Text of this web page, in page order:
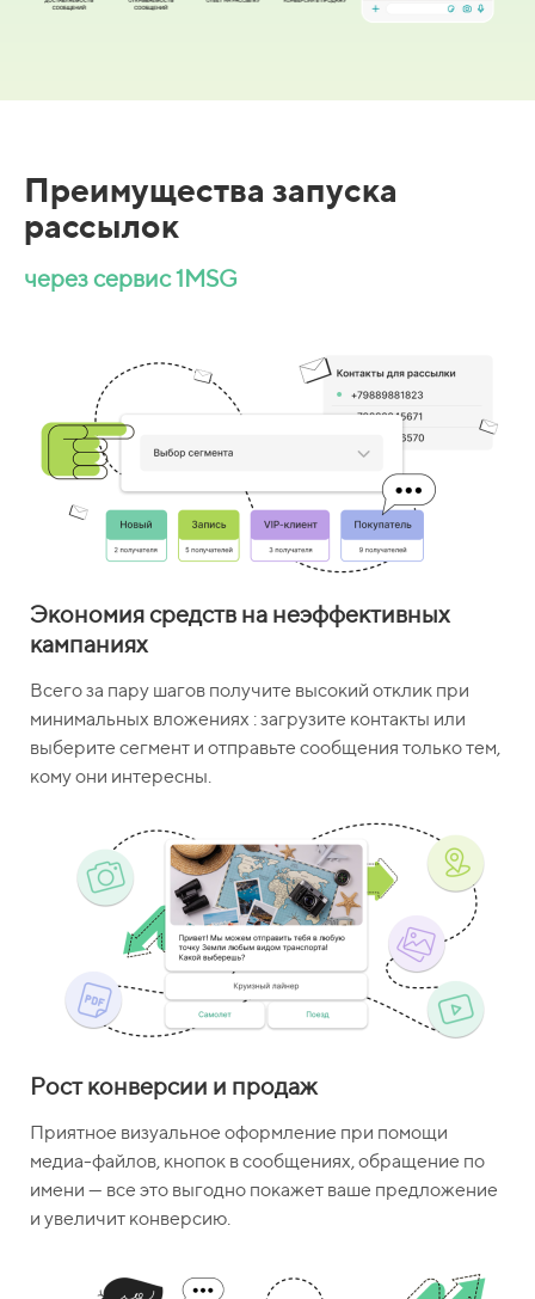
Преимущества запуска
рассылок
через сервис 1MSG
Экономия средств на неэффективных
кампаниях
Всего за пару шагов получите высокий отклик при
минимальных вложениях : загрузите контакты или
выберите сегмент и отправьте сообщения только тем,
кому они интересны.
Рост конверсии и продаж
Приятное визуальное оформление при помощи
медиа-файлов, кнопок в сообщениях, обращение по
имени — все это выгодно покажет ваше предложение
и увеличит конверсию.